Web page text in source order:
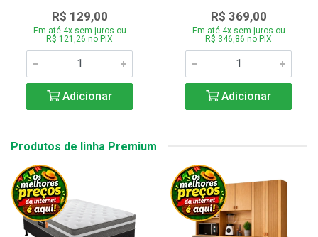
R$ 129,00
Em até 4x sem juros ou
R$ 121,26 no PIX
Adicionar
R$ 369,00
Em até 4x sem juros ou
R$ 346,86 no PIX
Adicionar
Produtos de linha Premium